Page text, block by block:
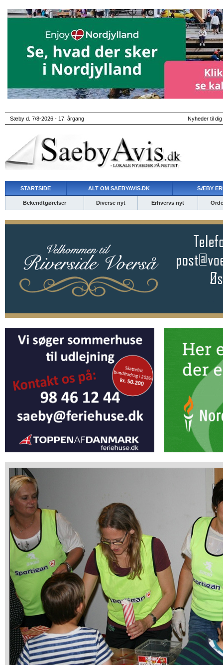
Sæby d. 7/8-2026 - 17. årgang Nyheder til
STARTSIDE ALT OM SAEBYAVIS.DK SÆBY
Bekendtgørelser Diverse nyt Erhvervs nyt